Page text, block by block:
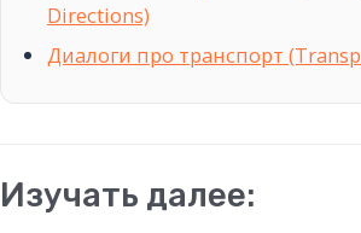
Directions)
Диалоги про транспорт
Изучать далее: